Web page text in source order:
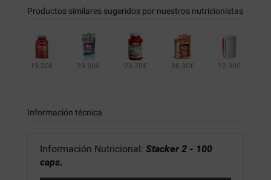
Productos similares sugeridos por nuestros nutricionistas
19.20€ 29.50€ 23.70€ 36.30€ 12.90€
Información técnica
Información Nutricional: Stacker 2 - 100
caps.